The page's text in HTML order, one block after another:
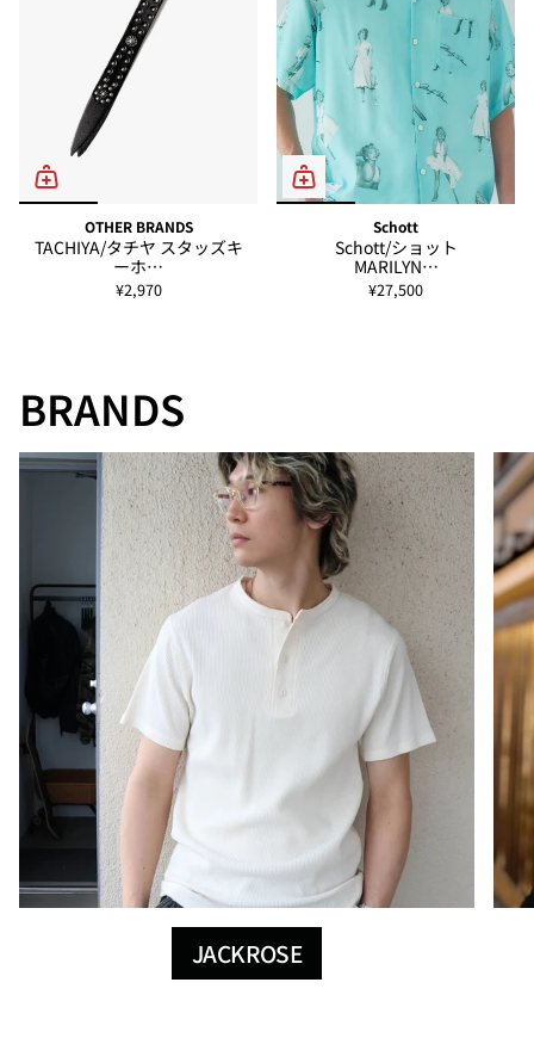
OTHER BRANDS
TACHIYA/タチヤ スタッズキ
ーホ…
¥2,970
Schott
Schott/ショット
MARILYN…
¥27,500
BRANDS
JACKROSE